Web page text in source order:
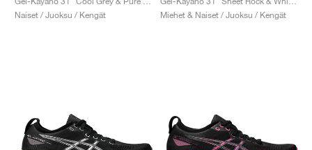
Naiset / Juoksu / Kengät
Miehet & Naiset / Juoksu / Kengät